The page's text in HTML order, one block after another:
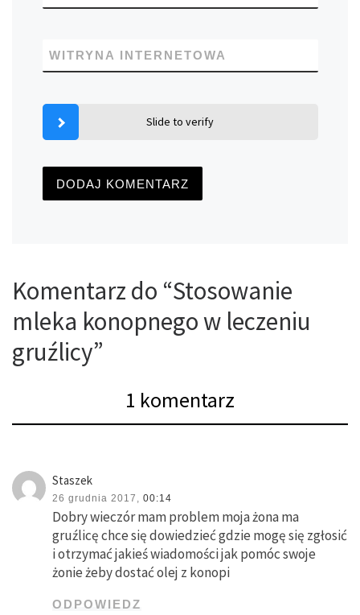
WITRYNA INTERNETOWA
Slide to verify
Komentarz do “Stosowanie
mleka konopnego w leczeniu
gruźlicy”
1 komentarz
Staszek
26 grudnia 2017, 00:14
Dobry wieczór mam problem moja żona ma
gruźlicę chce się dowiedzieć gdzie mogę się zgłosić
i otrzymać jakieś wiadomości jak pomóc swoje
żonie żeby dostać olej z konopi
ODPOWIEDZ